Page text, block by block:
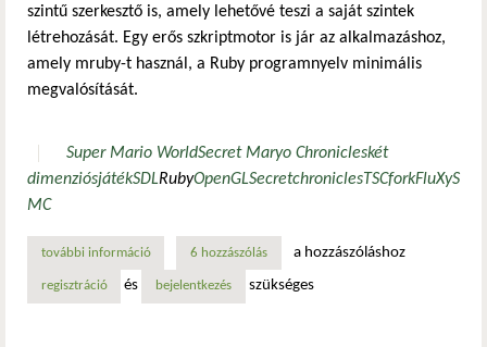
szintű szerkesztő is, amely lehetővé teszi a saját szintek
létrehozását. Egy erős szkriptmotor is jár az alkalmazáshoz,
amely mruby-t használ, a Ruby programnyelv minimális
megvalósítását.
Super Mario WorldSecret Maryo Chronicleskét
dimenziósjátékSDLRubyOpenGLSecretchroniclesTSCforkFluXyS
MC
további információmegjelent a the secret chronicles of dr. m. (tsc) játék
6 hozzászólás a hozzászóláshoz
regisztráció és bejelentkezés szükséges